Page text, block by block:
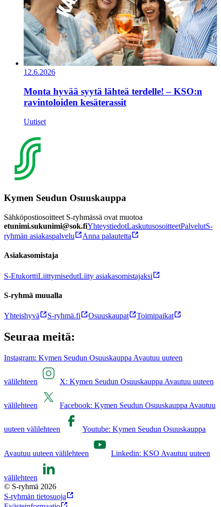
12.6.2026
Monta hyvää syytä lähteä terdelle! – KSO:n
ravintoloiden kesäterassit
Uutiset
Kymen Seudun Osuuskauppa
Sähköpostiosoitteet S-ryhmässä ovat muotoa
etunimi.sukunimi@sok.fiYhteystiedotLaskutusosoitteetPalvelutS-
ryhmän asiakaspalvelu
Anna palautetta
Asiakasomistaja
S-EtukorttiLiittymisedutLiity asiakasomistajaksi
S-ryhmä muualla
Yhteishyvä S-ryhmä.fi Osuuskaupat Toimipaikat
Seuraa meitä:
Instagram: Kymen Seudun Osuuskauppa Avautuu uuteen
välilehteen X: Kymen Seudun Osuuskauppa Avautuu uuteen
välilehteen Facebook: Kymen Seudun Osuuskauppa Avautuu
uuteen välilehteen Youtube: Kymen Seudun Osuuskauppa
Avautuu uuteen välilehteen Linkedin: KSO Avautuu uuteen
välilehteen
© S-ryhmä 2026
S-ryhmän tietosuoja